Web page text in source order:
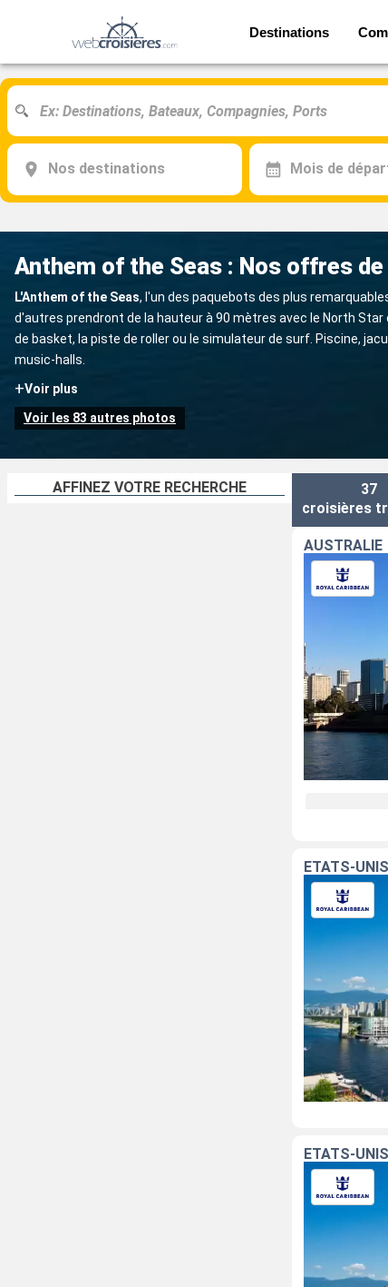
Destinations
Nos destinations Mois de
Anthem of the Seas : Nos offres
L'Anthem of the Seas, l'un des paquebots des plus
d'autres prendront de la hauteur à 90 mètres avec le North
de basket, la piste de roller ou le simulateur de surf. Piscine,
music-halls.
+Voir plus
Voir les 83 autres photos
AFFINEZ VOTRE RECHERCHE
37
croisières
AUSTRALIE
ÉTATS-
ÉTATS-